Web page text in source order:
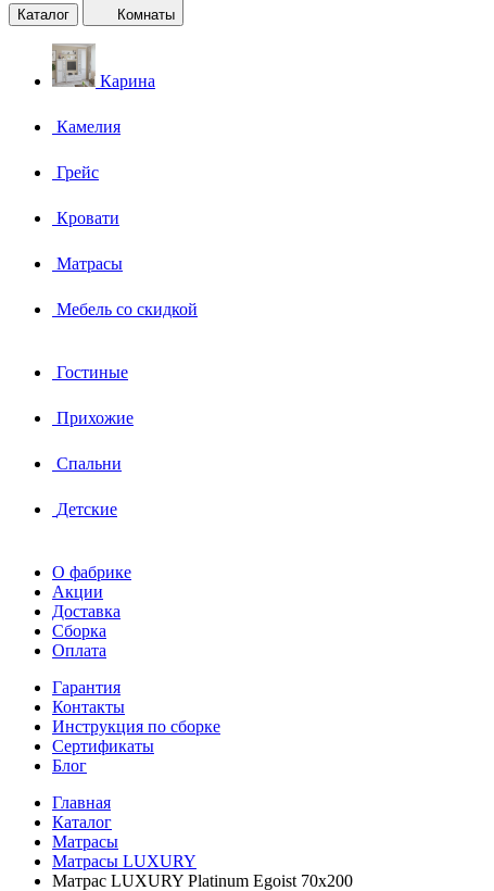
Каталог Комнаты
Карина
Камелия
Грейс
Кровати
Матрасы
Мебель со скидкой
Гостиные
Прихожие
Спальни
Детские
О фабрике
Акции
Доставка
Сборка
Оплата
Гарантия
Контакты
Инструкция по сборке
Сертификаты
Блог
Главная
Каталог
Матрасы
Матрасы LUXURY
Матрас LUXURY Platinum Egoist 70x200